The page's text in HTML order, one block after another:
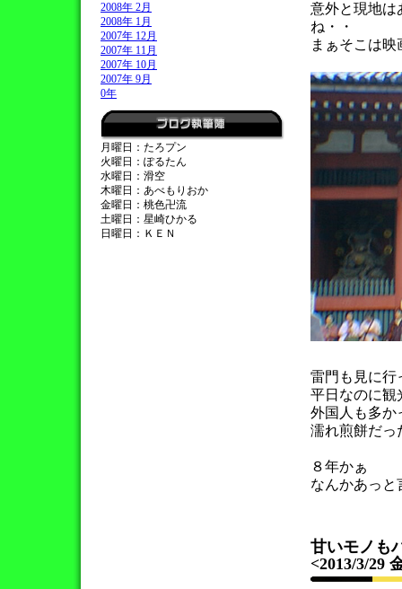
2008年 2月
2008年 1月
2007年 12月
2007年 11月
2007年 10月
2007年 9月
0年
月曜日：たろプン
火曜日：ぽるたん
水曜日：滑空
木曜日：あべもりおか
金曜日：桃色卍流
土曜日：星崎ひかる
日曜日：ＫＥＮ
意外と現地は
ね・・
まぁそこは
雷門も見に行
平日なのに観
外国人も多か
濡れ煎餅だっ
８年かぁ
なんかあっと
甘いモノ
<2013/3/29